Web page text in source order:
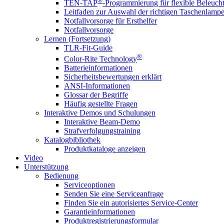
TEN-TAP -Programmierung für flexible
Leitfaden zur Auswahl der richtigen Taschenlampe
Notfallvorsorge für Ersthelfer
Notfallvorsorge
Lernen (Fortsetzung)
TLR-Fit-Guide
Color-Rite Technology®
Batterieinformationen
Sicherheitsbewertungen erklärt
ANSI-Informationen
Glossar der Begriffe
Häufig gestellte Fragen
Interaktive Demos und Schulungen
Interaktive Beam-Demo
Strafverfolgungstraining
Katalogbibliothek
Produktkataloge anzeigen
Video
Unterstützung
Bedienung
Serviceoptionen
Senden Sie eine Serviceanfrage
Finden Sie ein autorisiertes Service-Center
Garantieinformationen
Produktregistrierungsformular